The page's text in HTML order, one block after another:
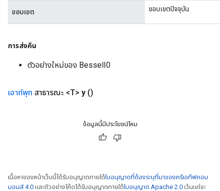
ขอบเขต ขอบเขตปัจจุบัน
การส่งคืน
ตัวอย่างใหม่ของ BesselI0
เอาท์พุท สาธารณะ <T> y ()
ข้อมูลนี้มีประโยชน์ไหม
เนื้อหาของหน้าเว็บนี้ได้รับอนุญาตภายใต้ใบอนุญาตที่ต้องระบุที่มาของครีเอทีฟคอม
มอนส์ 4.0 และตัวอย่างโค้ดได้รับอนุญาตภายใต้ใบอนุญาต Apache 2.0 เว้นแต่จะ